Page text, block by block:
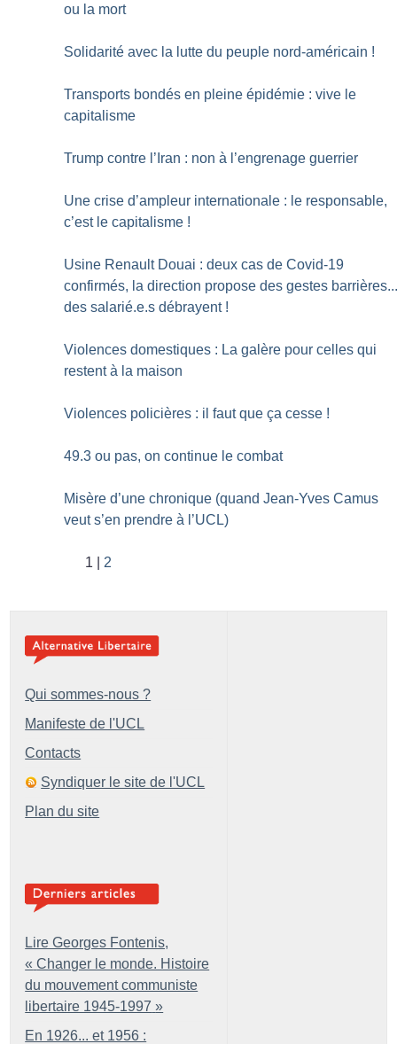
ou la mort
Solidarité avec la lutte du peuple nord-américain !
Transports bondés en pleine épidémie : vive le
capitalisme
Trump contre l’Iran : non à l’engrenage guerrier
Une crise d’ampleur internationale : le responsable,
c’est le capitalisme !
Usine Renault Douai : deux cas de Covid-19
confirmés, la direction propose des gestes
des salarié.e.s débrayent !
Violences domestiques : La galère pour celles qui
restent à la maison
Violences policières : il faut que ça cesse !
49.3 ou pas, on continue le combat
Misère d’une chronique (quand Jean-Yves Camus
veut s’en prendre à l’UCL)
1 2
Qui sommes-nous ?
Manifeste de l'UCL
Contacts
Syndiquer le site de l'UCL
Plan du site
Lire Georges Fontenis,
« Changer le monde. Histoire
du mouvement communiste
libertaire 1945-1997 »
En 1926... et 1956 :